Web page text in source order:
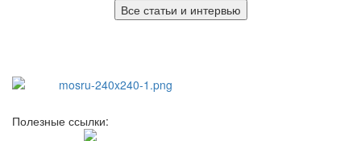
Все статьи и интервью
Полезные ссылки: